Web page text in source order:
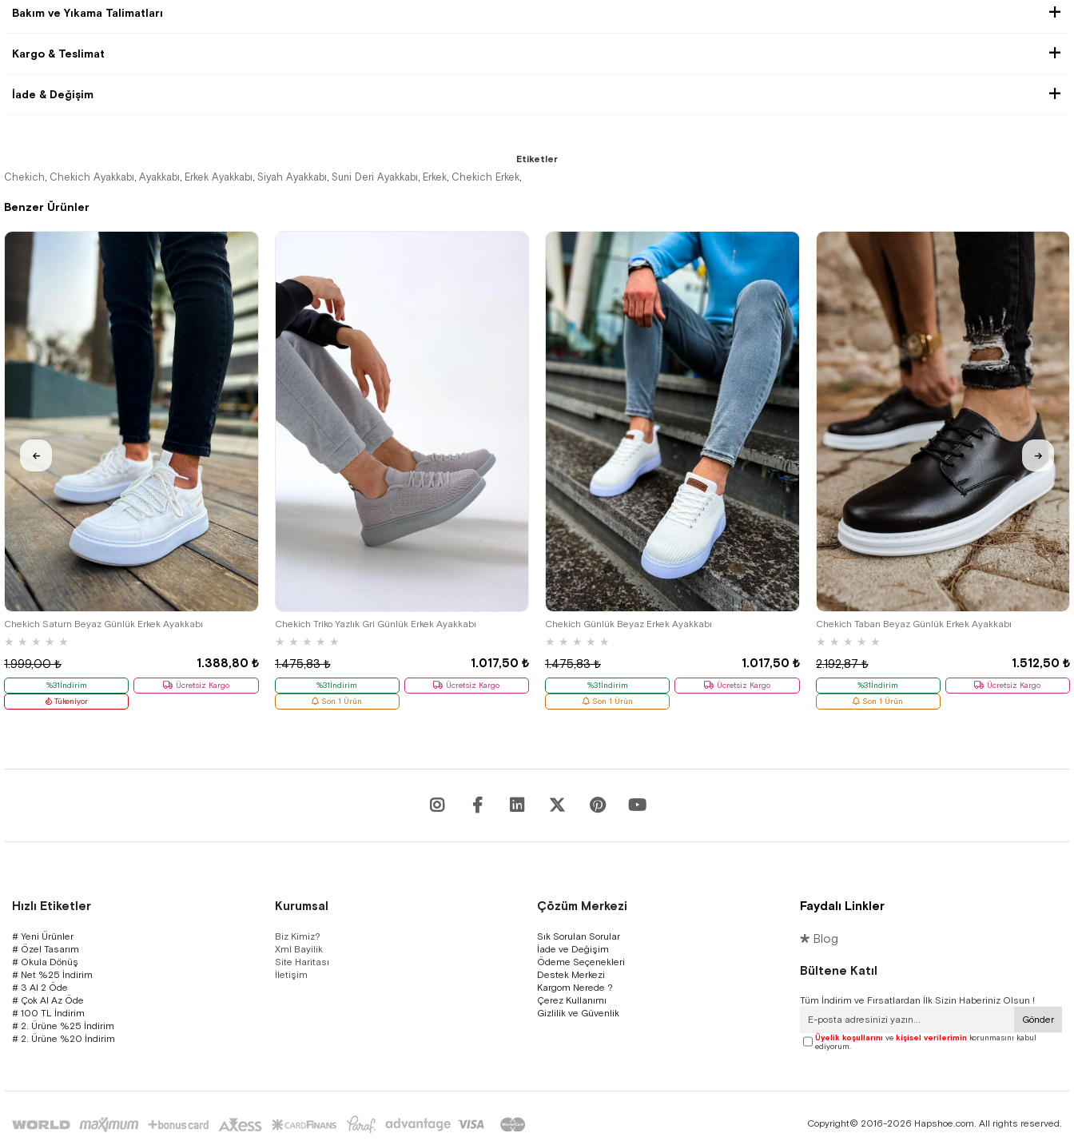
Bakım ve Yıkama Talimatları
Kargo & Teslimat
İade & Değişim
Benzer Ürünler
Chekich Saturn Beyaz Günlük Erkek Ayakkabı
★ ★ ★ ★ ★
1.388,80 ₺
1.999,00 ₺
%31İndirim
Ücretsiz Kargo
Tükeniyor
40 42
Chekich Triko Yazlık Gri Günlük Erkek Ayakkabı
★ ★ ★ ★ ★
1.017,50 ₺
1.475,83 ₺
%31İndirim
Ücretsiz Kargo
Son 1 Ürün
Chekich Günlük Beyaz Erkek Ayakkabı
★ ★ ★ ★ ★
1.017,50 ₺
1.475,83 ₺
%31İndirim
Ücretsiz Kargo
Son 1 Ürün
41
Chekich Taban Beyaz Günlük Erkek Ayakkabı
★ ★ ★ ★ ★
1.512,50 ₺
2.192,87 ₺
%31İndirim
Ücretsiz Kargo
Son 1 Ürün
38
Etiketler
Chekich, Chekich Ayakkabı, Ayakkabı, Erkek Ayakkabı, Siyah Ayakkabı, Suni Deri Ayakkabı, Erkek, Chekich Erkek,
Hızlı Etiketler
# Yeni Ürünler
# Özel Tasarım
# Okula Dönüş
# Net %25 İndirim
# 3 Al 2 Öde
# Çok Al Az Öde
# 100 TL İndirim
# 2. Ürüne %25 İndirim
# 2. Ürüne %20 İndirim
Kurumsal
Biz Kimiz?
Xml Bayilik
Site Haritası
İletişim
Çözüm Merkezi
Sık Sorulan Sorular
İade ve Değişim
Ödeme Seçenekleri
Destek Merkezi
Kargom Nerede ?
Çerez Kullanımı
Gizlilik ve Güvenlik
Faydalı Linkler
🞳 Blog
Bültene Katıl
Tüm İndirim ve Fırsatlardan İlk Sizin Haberiniz Olsun !
Gönder
Üyelik koşullarını ve kişisel verilerimin korunmasını kabul
ediyorum.
Copyright© 2016-2026 Hapshoe.com. All rights reserved.